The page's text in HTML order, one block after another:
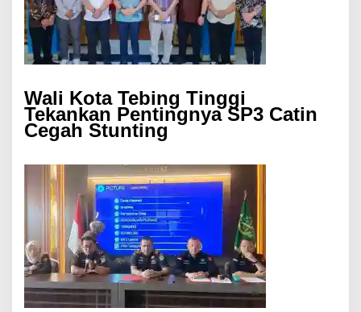
Wali Kota Tebing Tinggi
Tekankan Pentingnya SP3 Catin
Cegah Stunting